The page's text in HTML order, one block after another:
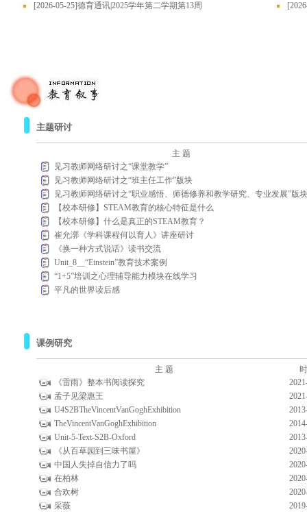
[2026-05-25]德育通讯|2025学年第二学期第13周
主题研讨
主 题
见习教师网络研讨之“课堂教学”
见习教师网络研讨之“班主任工作”版块
见习教师网络研讨之“职业感悟、师德修养和教学研究、专业发展”版块
【校本研修】STEAM教育的核心特征是什么
【校本研修】什么是真正的STEAM教育？
崔允漷《学科课程何以育人》讲座研讨
《换一种方式说话》读书交流
Unit_8__“Einstein”教育技术案例
“1+5”培训之心理辅导能力模块在线学习
平凡的世界读后感
课例研究
主 题
《雷雨》整本书阅读探究
孟子见梁惠王
U4S2BTheVincentVanGoghExhibition
TheVincentVanGoghExhibition
Unit-5-Text-S2B-Oxford
《从百草园到三味书屋》
中国人失掉自信力了吗
在柏林
合欢树
采薇